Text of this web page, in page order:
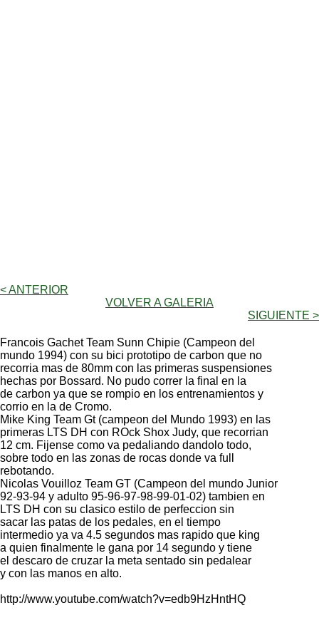
< ANTERIOR
VOLVER A GALERIA
SIGUIENTE >
Francois Gachet Team Sunn Chipie (Campeon del
mundo 1994) con su bici prototipo de carbon que no
recorria mas de 80mm con las primeras suspensiones
hechas por Bossard. No pudo correr la final en la
de carbon ya que se rompio en los entrenamientos y
corrio en la de Cromo.
Mike King Team Gt (campeon del Mundo 1993) en las
primeras LTS DH con ROck Shox Judy, que recorrian
12 cm. Fijense como va pedaliando dandolo todo,
sobre todo en las zonas de rocas donde va full
rebotando.
Nicolas Vouilloz Team GT (Campeon del mundo Junior
92-93-94 y adulto 95-96-97-98-99-01-02) tambien en
LTS DH con su clasico estilo de perfeccion sin
sacar las patas de los pedales, en el tiempo
intermedio ya va 4.5 segundos mas rapido que king
a quien finalmente le gana por 14 segundo y tiene
el descaro de cruzar la meta sentado sin pedalear
y con las manos en alto.
http://www.youtube.com/watch?v=edb9HzHntHQ